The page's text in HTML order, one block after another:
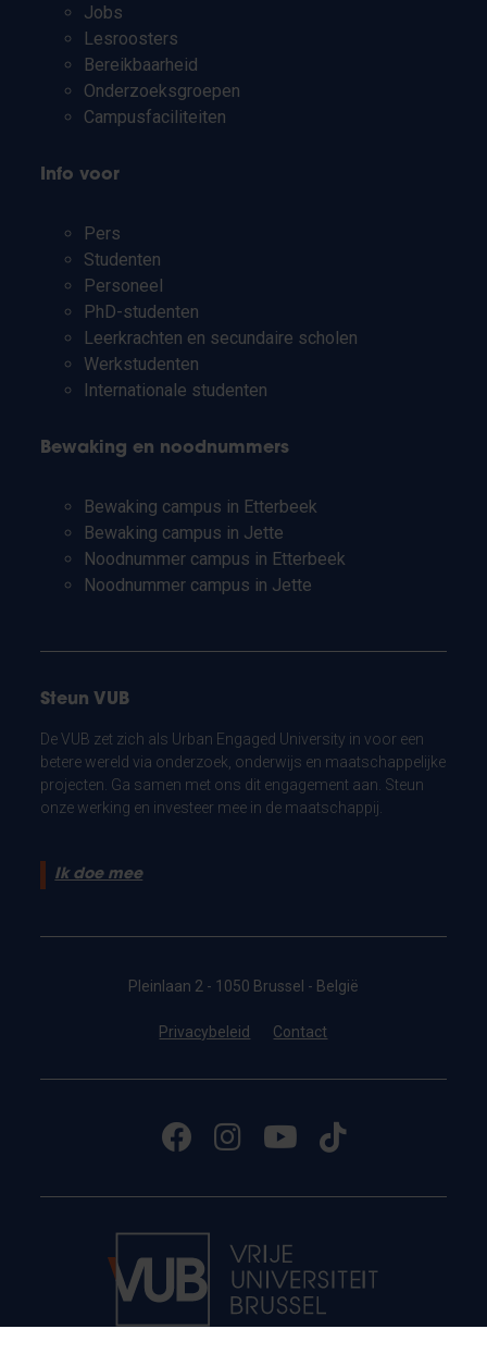
Jobs
Lesroosters
Bereikbaarheid
Onderzoeksgroepen
Campusfaciliteiten
Info voor
Pers
Studenten
Personeel
PhD-studenten
Leerkrachten en secundaire scholen
Werkstudenten
Internationale studenten
Bewaking en noodnummers
Bewaking campus in Etterbeek
Bewaking campus in Jette
Noodnummer campus in Etterbeek
Noodnummer campus in Jette
Steun VUB
De VUB zet zich als Urban Engaged University in voor een
betere wereld via onderzoek, onderwijs en maatschappelijke
projecten. Ga samen met ons dit engagement aan. Steun
onze werking en investeer mee in de maatschappij.
Ik doe mee
Pleinlaan 2 - 1050 Brussel - België
Privacybeleid Contact